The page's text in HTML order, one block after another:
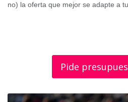
no) la oferta que mejor se adapte a
Pide